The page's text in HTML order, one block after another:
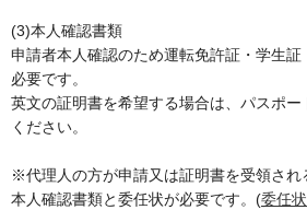
(3)本人確認書類
申請者本人確認のため運転免許証・学生
必要です。
英文の証明書を希望する場合は、パスポ
ください。
※代理人の方が申請又は証明書を受領され
本人確認書類と委任状が必要です。(委任